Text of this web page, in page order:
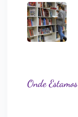
Onde Estamos